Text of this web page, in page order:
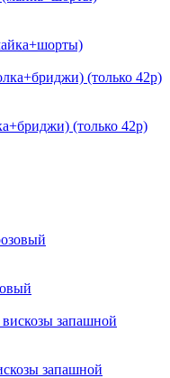
(только 42р)
запашной